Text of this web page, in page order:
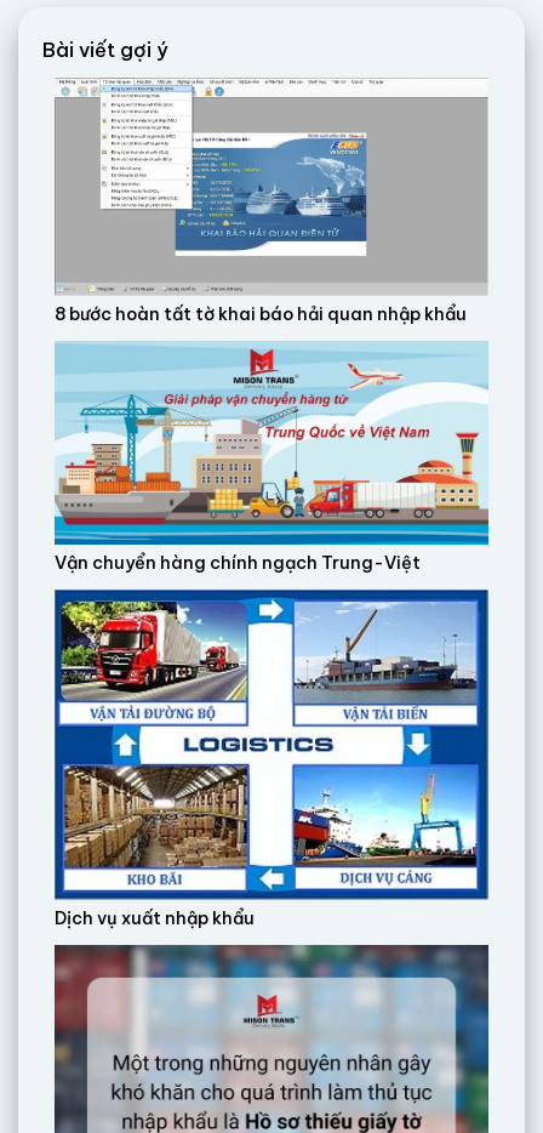
Bài viết gợi ý
8 bước hoàn tất tờ khai báo hải quan nhập khẩu
Vận chuyển hàng chính ngạch Trung-Việt
Dịch vụ xuất nhập khẩu